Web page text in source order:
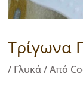
Τρίγωνα
/ Γλυκά/ Από